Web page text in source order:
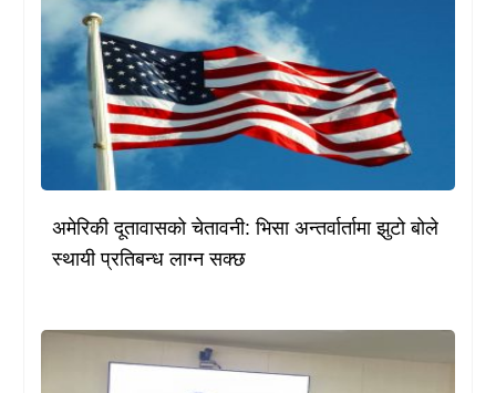
अमेरिकी दूतावासको चेतावनी: भिसा अन्तर्वार्तामा झुटो बोले
स्थायी प्रतिबन्ध लाग्न सक्छ